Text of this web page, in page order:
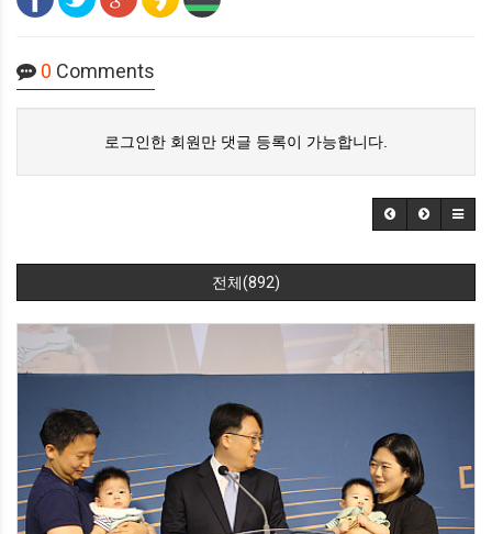
0 Comments
로그인한 회원만 댓글 등록이 가능합니다.
전체(892)